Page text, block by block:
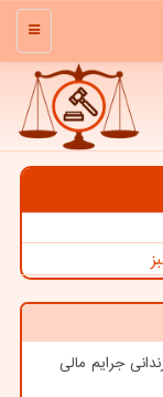
منو
ستاد اجرائی فرمان امام در آزادی ۱۵۲۳ زندانی جرایم مالی